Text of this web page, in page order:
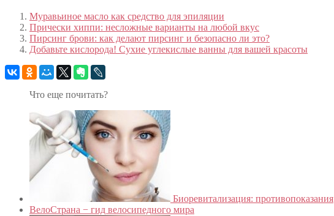
Муравьиное масло как средство для эпиляции
Прически хиппи: несложные варианты на любой вкус
Пирсинг брови: как делают пирсинг и безопасно ли это?
Добавьте кислорода! Сухие углекислые ванны для вашей красоты
Что еще почитать?
Биоревитализация: противопоказания
ВелоСтрана − гид велосипедного мира